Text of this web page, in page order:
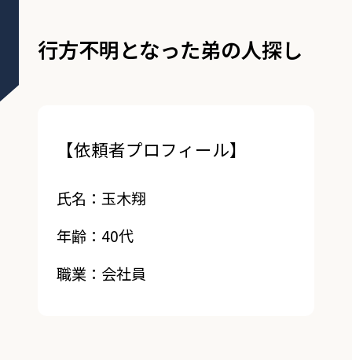
行方不明となった弟の人探し
【依頼者プロフィール】
氏名：玉木翔
年齢：40代
職業：会社員